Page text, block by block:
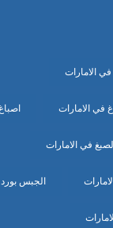
الامارات
في الامارات
في الامارات
الجبس بورد